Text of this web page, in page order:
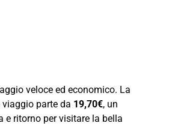
veloce ed economico. La
viaggio parte da 19,70€, un
e ritorno per visitare la bella